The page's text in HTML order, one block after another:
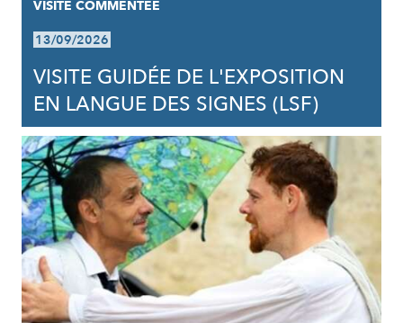
VISITE COMMENTÉE
13/09/2026
VISITE GUIDÉE DE L'EXPOSITION
EN LANGUE DES SIGNES (LSF)